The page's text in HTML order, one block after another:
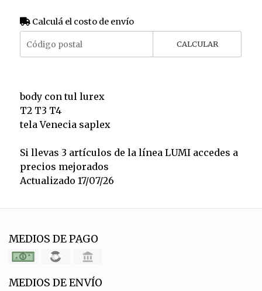
Calculá el costo de envío
CALCULAR
body con tul lurex
T2 T3 T4
tela Venecia saplex
Si llevas 3 artículos de la línea LUMI accedes a
precios mejorados
Actualizado 17/07/26
MEDIOS DE PAGO
MEDIOS DE ENVÍO